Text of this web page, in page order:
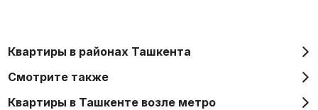
Квартиры в районах Ташкента
Смотрите также
Квартиры в Ташкенте возле метро